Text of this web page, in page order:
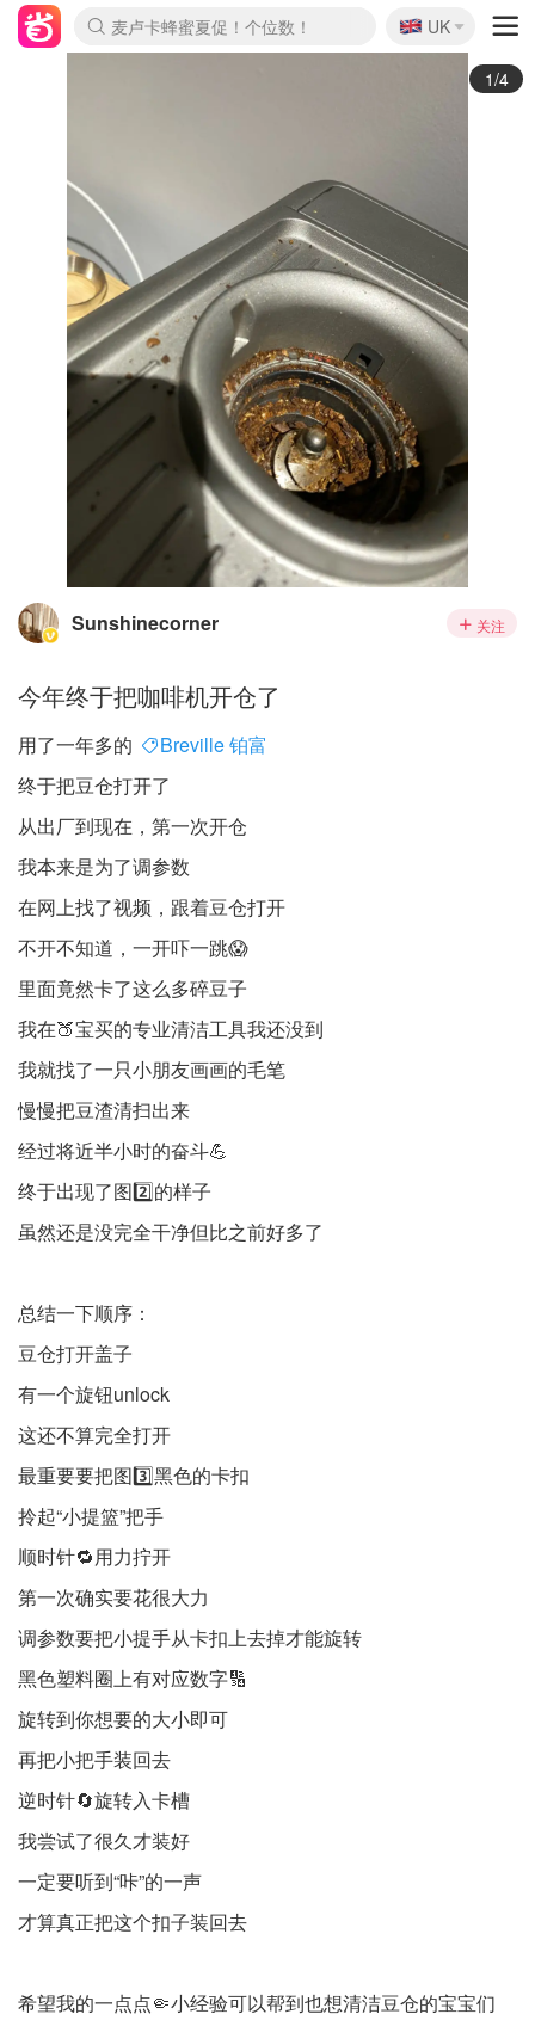
Prada/Miu 4.8折！
🇬🇧
UK
2/4
Sunshinecorner 关注
今年终于把咖啡机开仓了
用了一年多的
Breville 铂富
终于把豆仓打开了
从出厂到现在，第一次开仓
我本来是为了调参数
在网上找了视频，跟着豆仓打开
不开不知道，一开吓一跳😱
里面竟然卡了这么多碎豆子
我在🍑宝买的专业清洁工具我还没到
我就找了一只小朋友画画的毛笔
慢慢把豆渣清扫出来
经过将近半小时的奋斗💪
终于出现了图2️⃣的样子
虽然还是没完全干净但比之前好多了
总结一下顺序：
豆仓打开盖子
有一个旋钮unlock
这还不算完全打开
最重要要把图3️⃣黑色的卡扣
拎起“小提篮”把手
顺时针🔁用力拧开
第一次确实要花很大力
调参数要把小提手从卡扣上去掉才能旋转
黑色塑料圈上有对应数字🔢
旋转到你想要的大小即可
再把小把手装回去
逆时针🔄旋转入卡槽
我尝试了很久才装好
一定要听到“咔”的一声
才算真正把这个扣子装回去
希望我的一点点🤏小经验可以帮到也想清洁豆仓的宝宝们